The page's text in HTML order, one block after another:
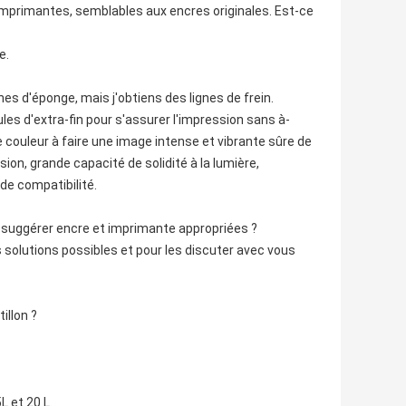
semblables aux encres originales. Est-ce
d'éponge, mais j'obtiens des lignes de frein.
d'extra-fin pour s'assurer l'impression sans à-
à faire une image intense et vibrante sûre de
grande capacité de solidité à la lumière,
compatibilité.
encre et imprimante appropriées ?
possibles et pour les discuter avec vous
?
et 20 L.